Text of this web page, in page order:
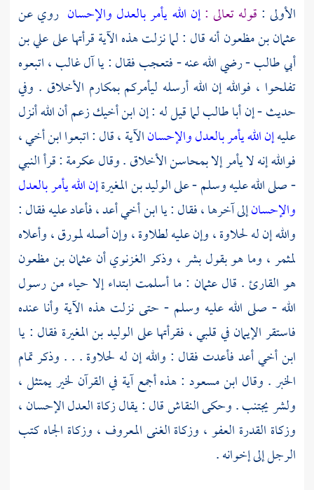
الأولى : قوله تعالى :إن الله يأمر بالعدل والإحسان روي عن
عثمان بن مظعونأنه قال : لما نزلت هذه الآية قرأتها علىعلي بن
أبي طالب- رضي الله عنه - فتعجب فقال : ياآل غالب، اتبعوه
تفلحوا ، فوالله إن الله أرسله ليأمركم بمكارم الأخلاق . وفي
حديث - إنأبا طالبلما قيل له : إن ابن أخيك زعم أن الله أنزل
عليهإن الله يأمر بالعدل والإحسانالآية ، قال : اتبعوا ابن أخي ،
فوالله إنه لا يأمر إلا بمحاسن الأخلاق . وقالعكرمة :قرأ النبي
- صلى الله عليه وسلم - علىالوليد بن المغيرةإن الله يأمر بالعدل
والإحسانإلى آخرها ، فقال : يا ابن أخي أعد ، فأعاد عليه فقال :
والله إن له لحلاوة ، وإن عليه لطلاوة ، وإن أصله لمورق ، وأعلاه
لمثمر ، وما هو بقول بشر ، وذكر الغزنوي أنعثمان بن مظعون
هو القارئ . قالعثمان : ما أسلمت ابتداء إلا حياء من رسول
الله - صلى الله عليه وسلم - حتى نزلت هذه الآية وأنا عنده
فاستقر الإيمان في قلبي ، فقرأتها علىالوليد بن المغيرة فقال : يا
ابن أخي أعد فأعدت فقال : والله إن له لحلاوة . . . وذكر تمام
الخبر . وقال ابن مسعود : هذه أجمع آية في القرآن لخير يمتثل ،
ولشر يجتنب . وحكىالنقاشقال : يقال زكاة العدل الإحسان ،
وزكاة القدرة العفو ، وزكاة الغنى المعروف ، وزكاة الجاه كتب
الرجل إلى إخوانه .